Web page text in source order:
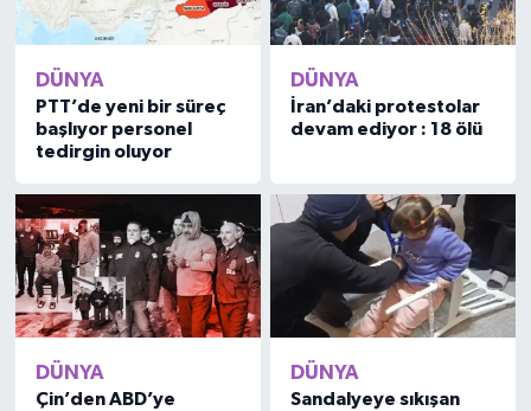
DÜNYA
PTT’de yeni bir süreç
başlıyor personel
tedirgin oluyor
DÜNYA
İran’daki protestolar
devam ediyor : 18 ölü
DÜNYA
Çin’den ABD’ye
DÜNYA
Sandalyeye sıkışan